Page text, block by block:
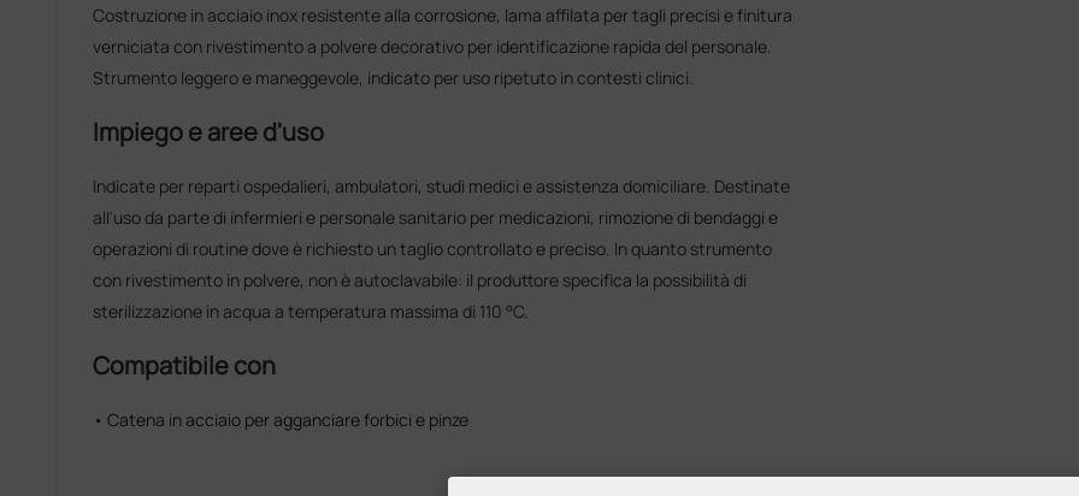
Costruzione in acciaio inox resistente alla corrosione, lama affilata per tagli precisi e finitura
verniciata con rivestimento a polvere decorativo per identificazione rapida del personale.
Strumento leggero e maneggevole, indicato per uso ripetuto in contesti clinici.
Impiego e aree d'uso
Indicate per reparti ospedalieri, ambulatori, studi medici e assistenza domiciliare. Destinate
all'uso da parte di infermieri e personale sanitario per medicazioni, rimozione di bendaggi e
operazioni di routine dove è richiesto un taglio controllato e preciso. In quanto strumento
con rivestimento in polvere, non è autoclavabile: il produttore specifica la possibilità di
sterilizzazione in acqua a temperatura massima di 110 °C.
Compatibile con
• Catena in acciaio per agganciare forbici e pinze